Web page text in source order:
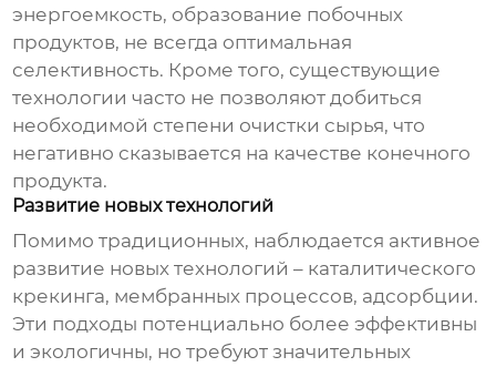
энергоемкость, образование побочных
продуктов, не всегда оптимальная
селективность. Кроме того, существующие
технологии часто не позволяют добиться
необходимой степени очистки сырья, что
негативно сказывается на качестве конечного
продукта.
Развитие новых технологий
Помимо традиционных, наблюдается активное
развитие новых технологий – каталитического
крекинга, мембранных процессов, адсорбции.
Эти подходы потенциально более эффективны
и экологичны, но требуют значительных